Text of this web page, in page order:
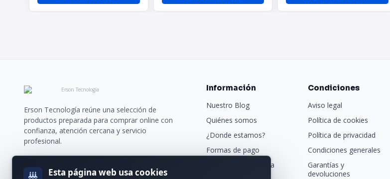
Erson Tecnología reúne una selección de
productos preparada para comprar online con
confianza, atención cercana y servicio
profesional.
Información
Nuestro Blog
Quiénes somos
¿Donde estamos?
Formas de pago
Transporte y entrega
Condiciones
Aviso legal
Política de cookies
Política de privacidad
Condiciones generales
Garantías y
devoluciones
Esta página web usa cookies